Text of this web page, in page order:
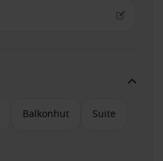
Balkonhut Suite